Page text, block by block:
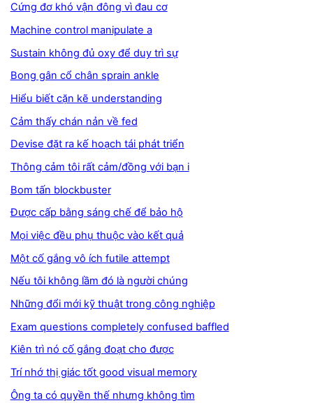
Cứng đơ khó vận đông vì đau cơ
Machine control manipulate a
Sustain không đủ oxy để duy trì sự
Bong gân cổ chân sprain ankle
Hiểu biết cặn kẽ understanding
Cảm thấy chán nản về fed
Devise đặt ra kế hoạch tái phát triển
Thông cảm tôi rất cảm/đồng với bạn i
Bom tấn blockbuster
Được cấp bằng sáng chế để bảo hộ
Mọi việc đều phụ thuộc vào kết quả
Một cố gắng vô ích futile attempt
Nếu tôi không lầm đó là người chúng
Những đổi mới kỹ thuật trong công nghiệp
Exam questions completely confused baffled
Kiên trì nó cố gắng đoạt cho được
Trí nhớ thị giác tốt good visual memory
Ông ta có quyền thế nhưng không tìm